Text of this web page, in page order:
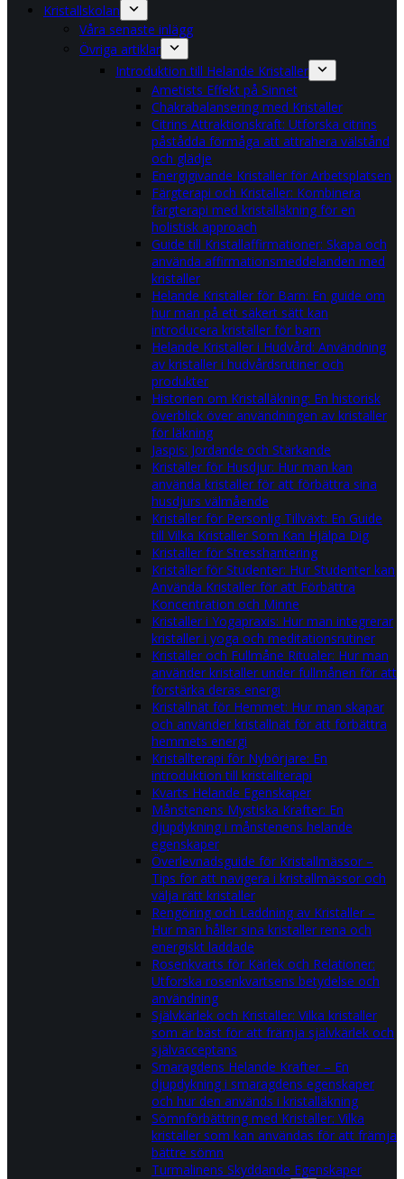
Kristallskolan
Våra senaste inlägg
Övriga artiklar
Introduktion till Helande Kristaller
Ametists Effekt på Sinnet
Chakrabalansering med Kristaller
Citrins Attraktionskraft: Utforska citrins
påstådda förmåga att attrahera välstånd
och glädje
Energigivande Kristaller för Arbetsplatsen
Färgterapi och Kristaller: Kombinera
färgterapi med kristalläkning för en
holistisk approach
Guide till Kristallaffirmationer: Skapa och
använda affirmationsmeddelanden med
kristaller
Helande Kristaller för Barn: En guide om
hur man på ett säkert sätt kan
introducera kristaller för barn
Helande Kristaller i Hudvård: Användning
av kristaller i hudvårdsrutiner och
produkter
Historien om Kristalläkning: En historisk
överblick över användningen av kristaller
för läkning
Jaspis: Jordande och Stärkande
Kristaller för Husdjur: Hur man kan
använda kristaller för att förbättra sina
husdjurs välmående
Kristaller för Personlig Tillväxt: En Guide
till Vilka Kristaller Som Kan Hjälpa Dig
Kristaller för Stresshantering
Kristaller för Studenter: Hur Studenter kan
Använda Kristaller för att Förbättra
Koncentration och Minne
Kristaller i Yogapraxis: Hur man integrerar
kristaller i yoga och meditationsrutiner
Kristaller och Fullmåne Ritualer: Hur man
använder kristaller under fullmånen för att
förstärka deras energi
Kristallnät för Hemmet: Hur man skapar
och använder kristallnät för att förbättra
hemmets energi
Kristallterapi för Nybörjare: En
introduktion till kristallterapi
Kvarts Helande Egenskaper
Månstenens Mystiska Krafter: En
djupdykning i månstenens helande
egenskaper
Överlevnadsguide för Kristallmässor –
Tips för att navigera i kristallmässor och
välja rätt kristaller
Rengöring och Laddning av Kristaller –
Hur man håller sina kristaller rena och
energiskt laddade
Rosenkvarts för Kärlek och Relationer:
Utforska rosenkvartsens betydelse och
användning
Självkärlek och Kristaller: Vilka kristaller
som är bäst för att främja självkärlek och
självacceptans
Smaragdens Helande Krafter – En
djupdykning i smaragdens egenskaper
och hur den används i kristalläkning
Sömnförbättring med Kristaller: Vilka
kristaller som kan användas för att främja
bättre sömn
Turmalinens Skyddande Egenskaper